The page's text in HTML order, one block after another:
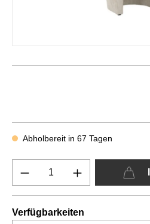
Abholbereit in 67 Tagen
Verfügbarkeiten